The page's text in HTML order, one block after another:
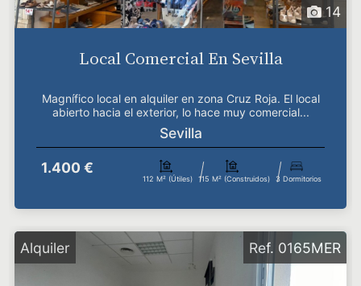
14
Local Comercial En Sevilla
Magnífico local en alquiler en zona Cruz Roja. El local
abierto hacia el exterior, lo hace muy comercial...
Sevilla
1.400 €
112 M² (útiles) 115 M² (construidos) 3 Dormitorios
Alquiler Ref. 0165MER